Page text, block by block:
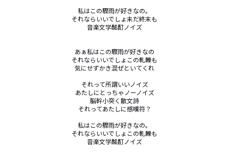
私はこの驟雨が好きなの。
それならいいでしょ未だ終末も
音楽文学酩酊ノイズ
あぁ私はこの驟雨が好きなの
それならいいでしょこの軋轢も
気にせずかき混ぜといてくれ
それって所謂いいノイズ
あたしにとっちゃノーノイズ
脳幹小突く散文詩
それってあたしに感嘆符？
私はこの驟雨が好きなの。
それならいいでしょこの軋轢も
音楽文学酩酊ノイズ